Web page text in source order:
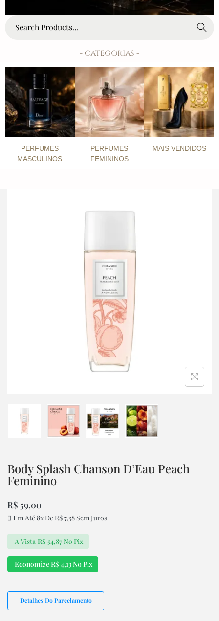
Search
- CATEGORIAS -
PERFUMES
MASCULINOS
PERFUMES
FEMININOS
MAIS VENDIDOS
Body Splash Chanson D’Eau Peach
Feminino
R$ 59,00
Em Até 8x DeR$7,38Sem Juros
A Vista R$ 54,87No Pix
EconomizeR$ 4,13No Pix
Detalhes Do Parcelamento